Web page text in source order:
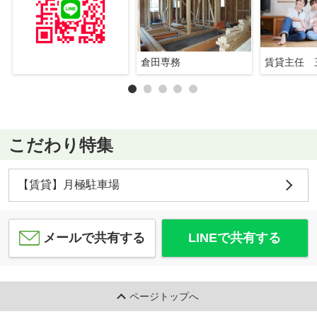
倉田専務 賃貸主任
こだわり特集
【賃貸】月極駐車場
メールで共有する LINEで共有する
ページトップへ